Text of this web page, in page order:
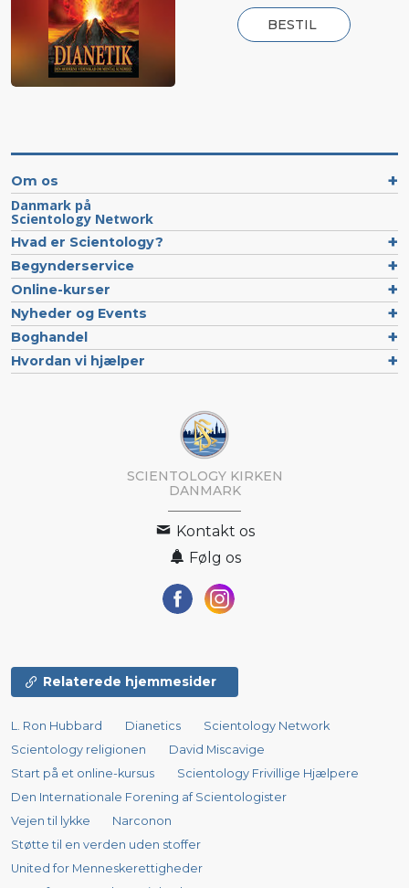
BESTIL
Om os
Danmark på
Scientology Network
Hvad er Scientology?
Begynderservice
Online-kurser
Nyheder og Events
Boghandel
Hvordan vi hjælper
SCIENTOLOGY KIRKEN
DANMARK
Kontakt os
Følg os
Relaterede hjemmesider
L. Ron Hubbard Dianetics
Scientology Network
Scientology religionen
David Miscavige
Start på et online-kursus
Scientology Frivillige Hjælpere
Den Internationale Forening af Scientologister
Vejen til lykke
Narconon
Støtte til en verden uden stoffer
United for Menneskerettigheder